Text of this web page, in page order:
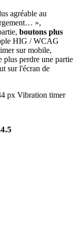
agréable au
»,
boutons plus
HIG / WCAG
sur mobile,
plus perdre une partie
sur l'écran de
px Vibration timer